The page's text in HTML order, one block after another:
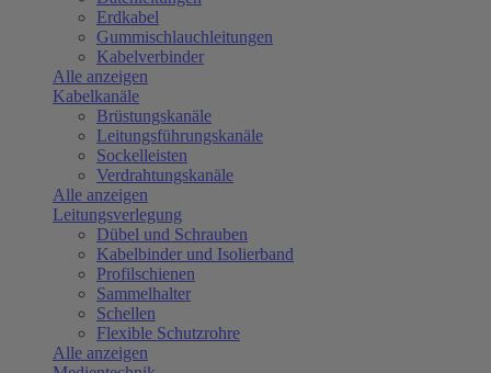
Erdkabel
Gummischlauchleitungen
Kabelverbinder
Alle anzeigen
Kabelkanäle
Brüstungskanäle
Leitungsführungskanäle
Sockelleisten
Verdrahtungskanäle
Alle anzeigen
Leitungsverlegung
Dübel und Schrauben
Kabelbinder und Isolierband
Profilschienen
Sammelhalter
Schellen
Flexible Schutzrohre
Alle anzeigen